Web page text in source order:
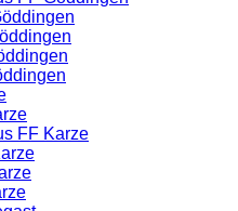
FF Karze